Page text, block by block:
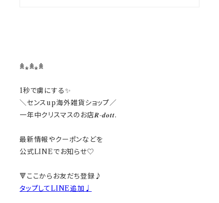
𖠰⁎𖠰⁎𖠰
1秒で虜にする✨
＼センスup海外雑貨ショップ／
一年中クリスマスのお店𝑹-𝒅𝒐𝒕𝒕.
最新情報やクーポンなどを
公式LINEでお知らせ♡
🔻ここから お友だち登録♪
タップしてLINE追加♩